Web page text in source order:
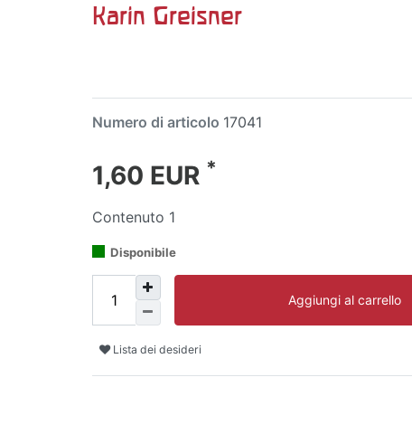
Karin Greisner
Numero di articolo 17041
1,60 EUR *
Contenuto 1
Disponibile
Aggiungi al carrello
Lista dei desideri